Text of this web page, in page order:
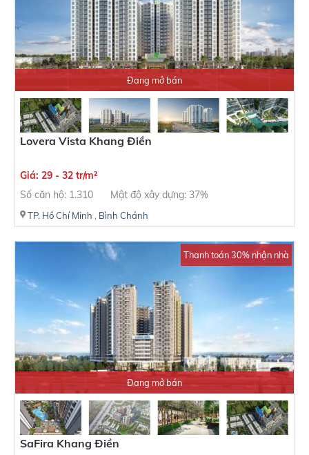
Đang mở bán
Lovera Vista Khang Điền
Giá: 29 - 32 tr/m²
Số căn hộ: 1.310
Mật độ xây dựng: 37%
TP. Hồ Chí Minh , Bình Chánh
Thanh toán 30% nhận nhà
Đang mở bán
SaFira Khang Điền